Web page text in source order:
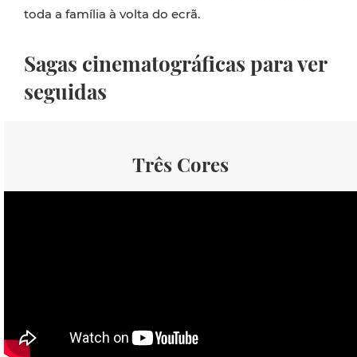
toda a família à volta do ecrã.
Sagas cinematográficas para ver
seguidas
Três Cores